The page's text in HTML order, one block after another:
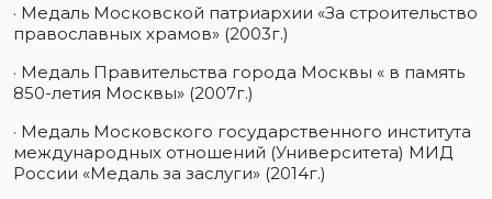
· Медаль Московской патриархии «За строительство
православных храмов» (2003г.)
· Медаль Правительства города Москвы « в память
850-летия Москвы» (2007г.)
· Медаль Московского государственного института
международных отношений (Университета) МИД
России «Медаль за заслуги» (2014г.)